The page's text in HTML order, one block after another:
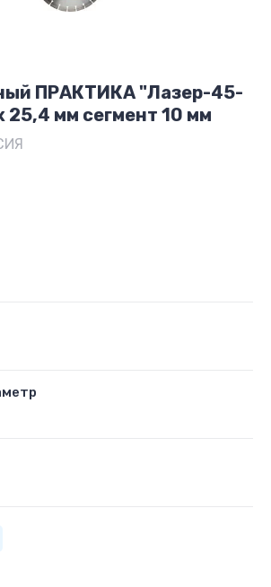
ПРАКТИКА "Лазер-45-
25,4 мм сегмент 10 мм